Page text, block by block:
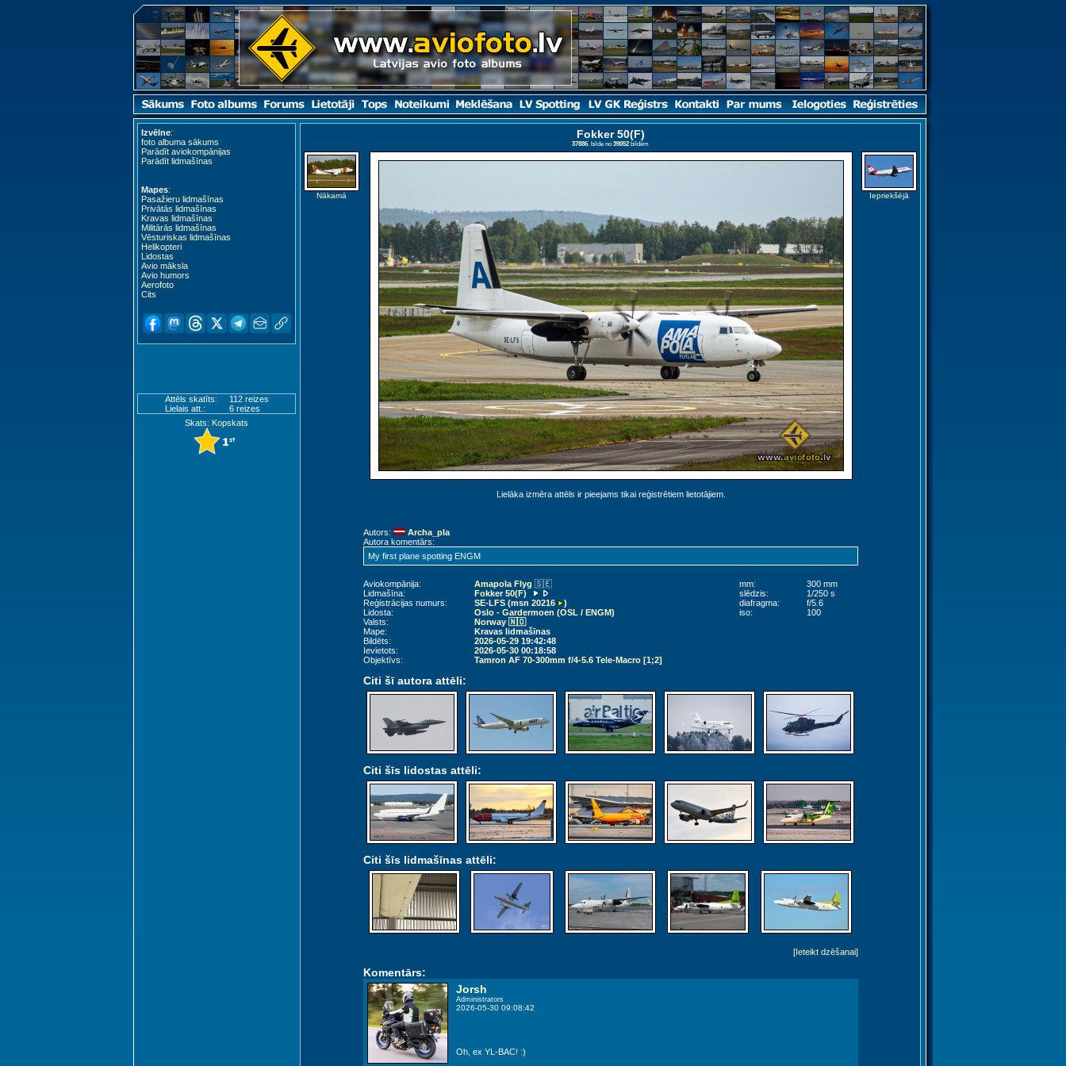
Izvēlne:
foto albuma sākums
Parādīt aviokompānijas
Parādīt lidmašīnas
Mapes:
Pasažieru lidmašīnas
Privātās lidmašīnas
Kravas lidmašīnas
Militārās lidmašīnas
Vēsturiskas lidmašīnas
Helikopteri
Lidostas
Avio māksla
Avio humors
Aerofoto
Cits
Attēls skatīts:
112 reizes
Lielais att.:
6 reizes
Skats: Kopskats
Fokker 50(F)
37886. bilde no 39052bildēm
Nākamā
Lielāka izmēra attēls ir pieejams tikai reģistrētiem lietotājiem.
Iepriekšējā
Autors:
Archa_pla
Autora komentārs:
My first plane spotting ENGM
Aviokompānija: Amapola Flyg 🇸🇪
Lidmašīna:
Fokker 50(F)
Reģistrācijas numurs:
SE-LFS(msn 20216
)
Lidosta:
Oslo - Gardermoen (OSL / ENGM)
Valsts:
Norway 🇳🇴
Mape:
Kravas lidmašīnas
Bildēts:
2026-05-2919:42:48
Ievietots:
2026-05-3000:18:58
Objektīvs:
Tamron AF 70-300mm f/4-5.6 Tele-Macro [1;2]
mm:
300 mm
slēdzis:
1/250 s
diafragma:
f/5.6
iso:
100
Citi šī autora attēli:
Citi šīs lidostas attēli:
Citi šīs lidmašīnas attēli:
[Ieteikt dzēšanai]
Komentārs:
Jorsh
Administrators
2026-05-30 09:08:42
Oh, ex YL-BAC! :)